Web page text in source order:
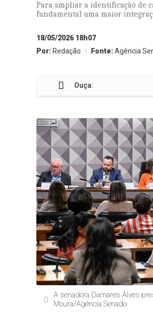
Para ampliar a identificação de
fundamental uma maior
18/05/2026 18h07
Por: Redação Fonte:Agência
Ouça:
A senadora Damares Alves
Moura/Agência Senado